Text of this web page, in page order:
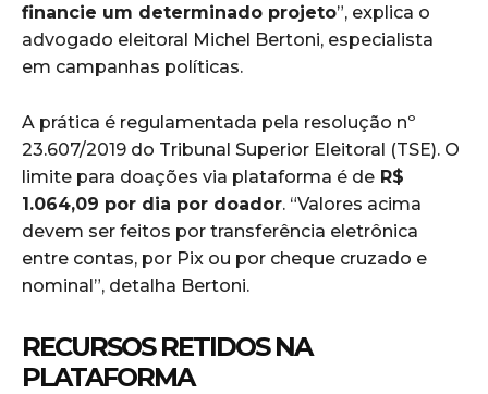
financie um determinado projeto”, explica o
advogado eleitoral Michel Bertoni, especialista
em campanhas políticas.
A prática é regulamentada pela resolução nº
23.607/2019 do Tribunal Superior Eleitoral (TSE). O
limite para doações via plataforma é de R$
1.064,09 por dia por doador. “Valores acima
devem ser feitos por transferência eletrônica
entre contas, por Pix ou por cheque cruzado e
nominal”, detalha Bertoni.
RECURSOS RETIDOS NA
PLATAFORMA